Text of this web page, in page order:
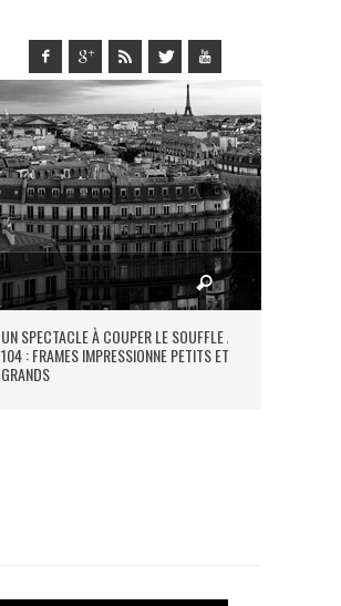
UN SPECTACLE À COUPER LE SOUFFLE AU
104 : FRAMES IMPRESSIONNE PETITS ET
GRANDS